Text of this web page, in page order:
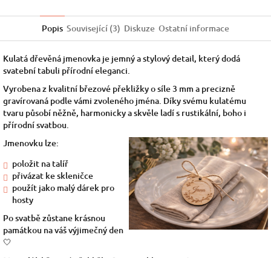
Popis Související (3) Diskuze Ostatní informace
Kulatá dřevěná jmenovka je jemný a stylový detail, který dodá
svatební tabuli přírodní eleganci.
Vyrobena z kvalitní březové překližky o síle 3 mm a precizně
gravírovaná podle vámi zvoleného jména. Díky svému kulatému
tvaru působí něžně, harmonicky a skvěle ladí s rustikální, boho i
přírodní svatbou.
Jmenovku lze:
položit na talíř
přivázat ke skleničce
použít jako malý dárek pro
hosty
Po svatbě zůstane krásnou
památkou na váš výjimečný den
🤍